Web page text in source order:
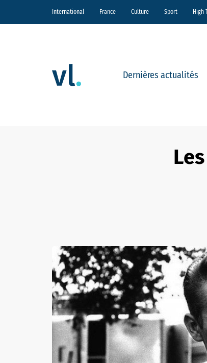
International France Culture Sport High
Dernières actualités